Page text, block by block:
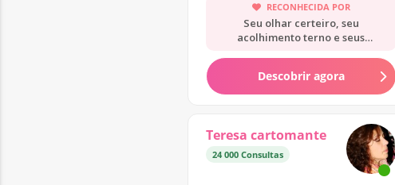
RECONHECIDA POR
Seu olhar certeiro, seu
acolhimento terno e seus
Descobrir agora
Teresa cartomante
24 000 Consultas